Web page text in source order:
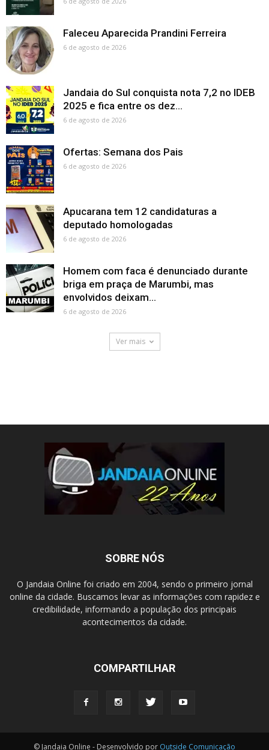
Faleceu Aparecida Prandini Ferreira
6 de agosto de 2026
Jandaia do Sul conquista nota 7,2 no IDEB
2025 e fica entre os dez...
6 de agosto de 2026
Ofertas: Semana dos Pais
6 de agosto de 2026
Apucarana tem 12 candidaturas a
deputado homologadas
6 de agosto de 2026
Homem com faca é denunciado durante
briga em praça de Marumbi, mas
envolvidos deixam...
6 de agosto de 2026
Ver mais
SOBRE NÓS
O Jandaia Online foi criado em 2004, sendo o primeiro jornal
online da cidade. Buscamos levar as informações com rapidez e
credibilidade, informando a população dos principais
acontecimentos da cidade.
COMPARTILHAR
© Jandaia Online - Desenvolvido por Outside Comunicação